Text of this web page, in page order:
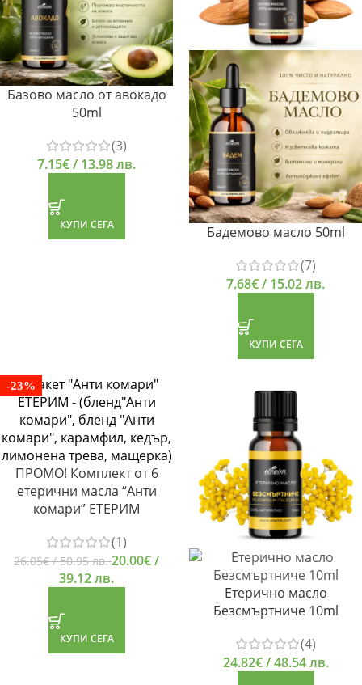
Базово масло от авокадо
50ml
(3)
7.15€/ 13.98 лв.
КУПИ СЕГА
Бадемово масло 50ml
(7)
7.68€/ 15.02 лв.
КУПИ СЕГА
-23%
ПРОМО! Комплект от 6
етерични масла “Анти
комари” ЕТЕРИМ
(1)
26.05€/ 50.95 лв.20.00€/
39.12 лв.
КУПИ СЕГА
Етерично масло
Безсмъртниче 10ml
(4)
24.82€/ 48.54 лв.